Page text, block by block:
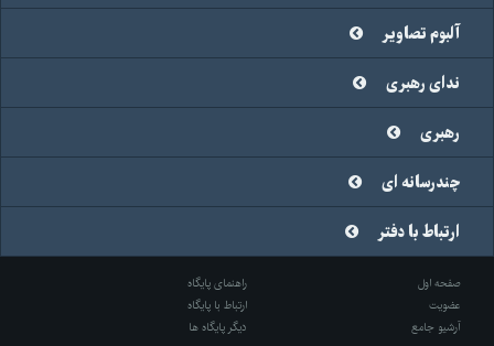
آلبوم تصاویر
ندای رهبری
رهبری
چندرسانه ای
ارتباط با دفتر
صفحه اول
راهنمای پایگاه
عضویت
ارتباط با پایگاه
آرشیو جامع
دیگر پایگاه ها